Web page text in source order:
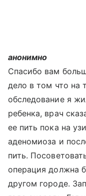
анонимно
Спасибо вам
дело в том что на
обследование я
ребенка, врач
ее пить пока на
аденомиоза и
пить.
операция должна
другом городе.